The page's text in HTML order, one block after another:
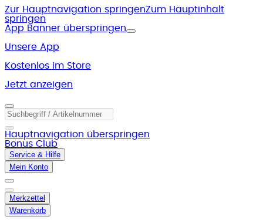
Zur Hauptnavigation springenZum Hauptinhalt
springen
App Banner überspringen
Unsere App
Kostenlos im Store
Jetzt anzeigen
Hauptnavigation überspringen
Bonus Club
Service & Hilfe
Mein Konto
Merkzettel
Warenkorb